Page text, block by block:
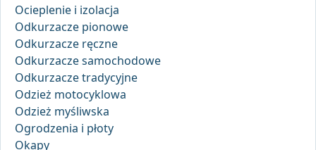
Ocieplenie i izolacja
Odkurzacze pionowe
Odkurzacze ręczne
Odkurzacze samochodowe
Odkurzacze tradycyjne
Odzież motocyklowa
Odzież myśliwska
Ogrodzenia i płoty
Okapy